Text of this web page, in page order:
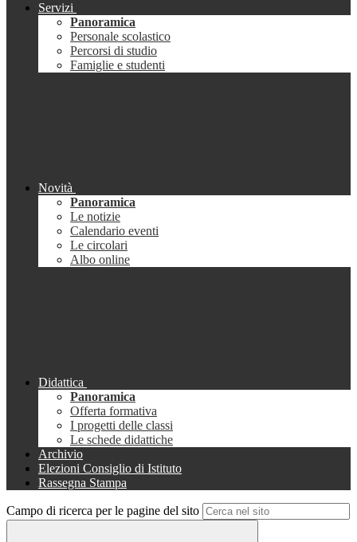
Servizi
Panoramica
Personale scolastico
Percorsi di studio
Famiglie e studenti
Novità
Panoramica
Le notizie
Calendario eventi
Le circolari
Albo online
Didattica
Panoramica
Offerta formativa
I progetti delle classi
Le schede didattiche
Archivio
Elezioni Consiglio di Istituto
Rassegna Stampa
Campo di ricerca per le pagine del sito